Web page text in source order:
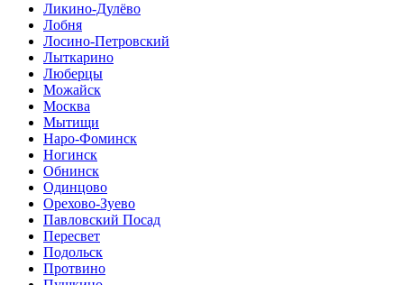
Ликино-Дулёво
Лобня
Лосино-Петровский
Лыткарино
Люберцы
Можайск
Москва
Мытищи
Наро-Фоминск
Ногинск
Обнинск
Одинцово
Орехово-Зуево
Павловский Посад
Пересвет
Подольск
Протвино